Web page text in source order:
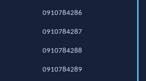
0910784286
0910784287
0910784288
0910784289